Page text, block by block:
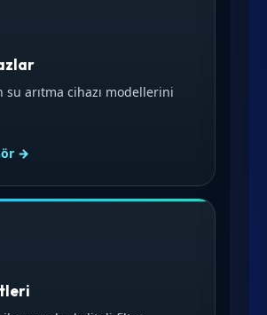
su arıtma cihazı modellerini
→